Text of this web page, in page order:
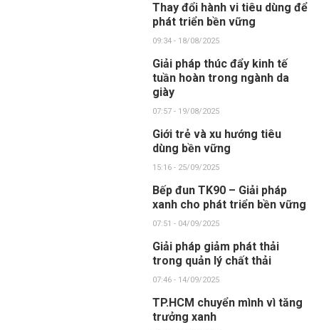
Thay đổi hành vi tiêu dùng để
phát triển bền vững
09:34 - 18/08/2025
Giải pháp thúc đẩy kinh tế
tuần hoàn trong ngành da
giày
07:57 - 19/08/2025
Giới trẻ và xu hướng tiêu
dùng bền vững
15:16 - 25/09/2025
Bếp đun TK90 – Giải pháp
xanh cho phát triển bền vững
07:51 - 04/09/2025
Giải pháp giảm phát thải
trong quản lý chất thải
07:46 - 14/09/2025
TP.HCM chuyển mình vì tăng
trưởng xanh